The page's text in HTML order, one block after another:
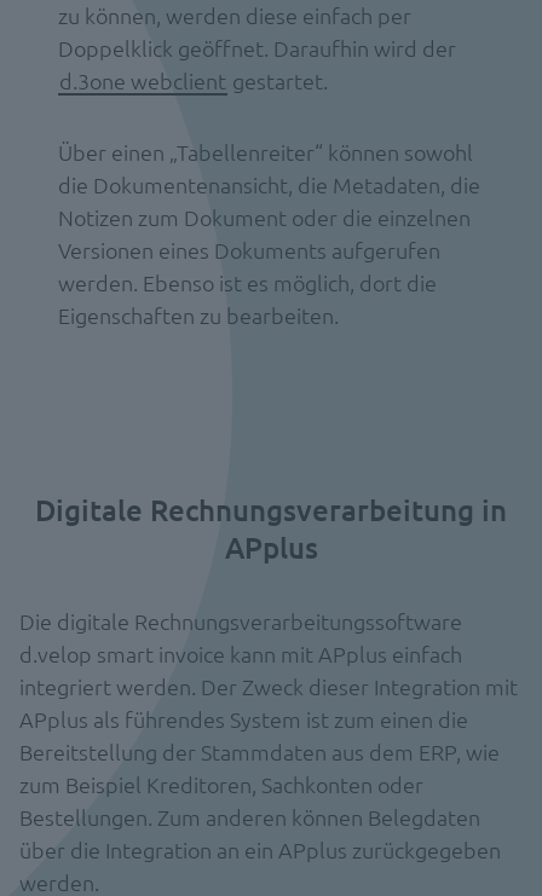
zu können, werden diese einfach per
Doppelklick geöffnet. Daraufhin wird der
d.3one webclient gestartet.
Über einen „Tabellenreiter“ können sowohl
die Dokumentenansicht, die Metadaten, die
Notizen zum Dokument oder die einzelnen
Versionen eines Dokuments aufgerufen
werden. Ebenso ist es möglich, dort die
Eigenschaften zu bearbeiten.
Digitale Rechnungsverarbeitung in
APplus
Die digitale Rechnungsverarbeitungssoftware
d.velop smart invoice kann mit APplus einfach
integriert werden. Der Zweck dieser Integration mit
APplus als führendes System ist zum einen die
Bereitstellung der Stammdaten aus dem ERP, wie
zum Beispiel Kreditoren, Sachkonten oder
Bestellungen. Zum anderen können Belegdaten
über die Integration an ein APplus zurückgegeben
werden.